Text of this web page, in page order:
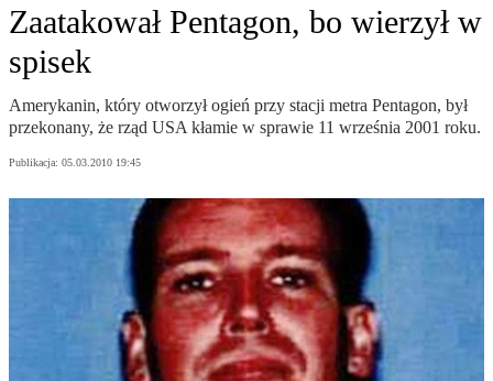
Zaatakował Pentagon, bo wierzył w
spisek
Amerykanin, który otworzył ogień przy stacji metra Pentagon, był
przekonany, że rząd USA kłamie w sprawie 11 września 2001 roku.
Publikacja: 05.03.2010 19:45